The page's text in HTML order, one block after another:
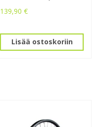
139,90€
Lisää ostoskoriin